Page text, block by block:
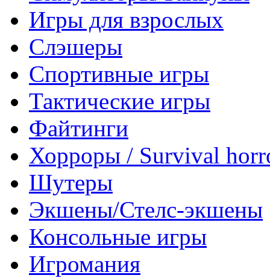
Игры для взрослых
Слэшеры
Спортивные игры
Тактические игры
Файтинги
Хорроры / Survival
Шутеры
Экшены/Стелс-экшены
Консольные игры
Игромания